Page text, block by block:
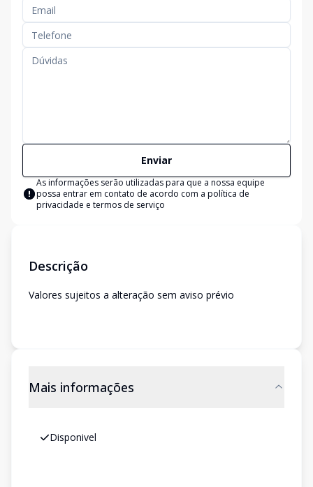
Enviar
As informações serão utilizadas para que a nossa equipe
possa entrar em contato de acordo com a política de
privacidade e termos de serviço
Descrição
Valores sujeitos a alteração sem aviso prévio
Mais informações
Disponivel